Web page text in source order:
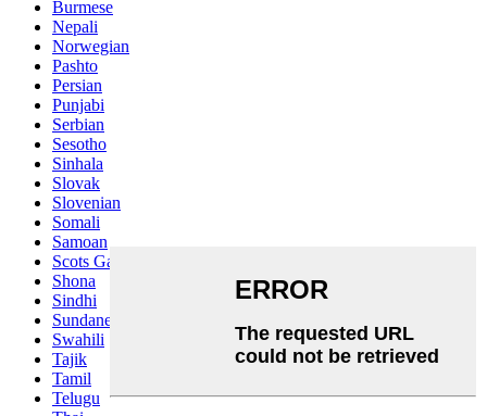
Burmese
Nepali
Norwegian
Pashto
Persian
Punjabi
Serbian
Sesotho
Sinhala
Slovak
Slovenian
Somali
Samoan
Scots Gaelic
Shona
Sindhi
Sundanese
Swahili
Tajik
Tamil
Telugu